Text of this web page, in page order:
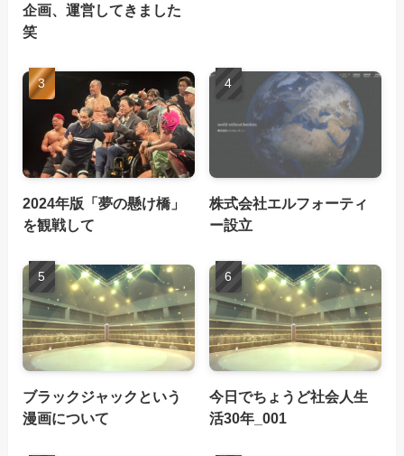
企画、運営してきました
笑
2024年版「夢の懸け橋」
を観戦して
株式会社エルフォーティ
ー設立
ブラックジャックという
漫画について
今日でちょうど社会人生
活30年_001